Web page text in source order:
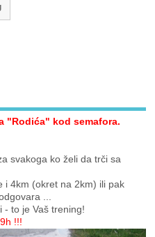
"Rodića" kod semafora.
svakoga ko želi da trči sa
i 4km (okret na 2km) ili pak
...
- to je Vaš trening!
!!!